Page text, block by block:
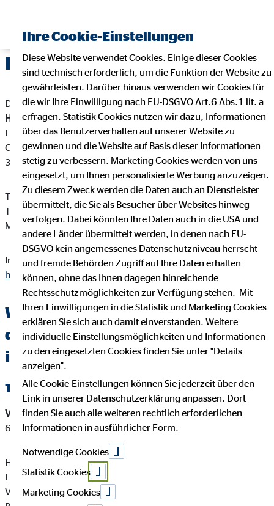
Impressum
Dieser Internetauftritt ist ein Angebot von:
Hans-Jörg Rummler
Landesdirektor für die OVB Vermögensberatung AG
Campestr. 7
38102 Braunschweig
Telefon: +49 531 38805-0
Telefax: +49 531 3880515
Mail:rummler@ovb.de
Internet:https://www.ovb.de/finanzberater/braunschweig-
hans-joerg-rummler.html
Wichtige Kundeninformationen über
den OVB Berater Hans-Jörg Rummler
in Braunschweig
Tätigkeitsart
Versicherungsvermittler-Registernummer:D-QFE8-PLVCQ-
67
Hans-Jörg Rummler ist ein Versicherungsvertreter mit
Erlaubnispflicht nach § 34 d Abs. 1 GewO, eingetragen in das
Vermittlerregister gemäß § 34d Abs. 10 GewO,
Ihre Cookie-Einstellungen
Diese Website verwendet Cookies. Einige dieser Cookies
sind technisch erforderlich, um die Funktion der Website zu
gewährleisten. Darüber hinaus verwenden wir Cookies für
die wir Ihre Einwilligung nach EU-DSGVO Art.6 Abs.1 lit. a
erfragen. Statistik Cookies nutzen wir dazu, Informationen
über das Benutzerverhalten auf unserer Website zu
gewinnen und die Website auf Basis dieser Informationen
stetig zu verbessern. Marketing Cookies werden von uns
eingesetzt, um Ihnen personalisierte Werbung anzuzeigen.
Zu diesem Zweck werden die Daten auch an Dienstleister
übermittelt, die Sie als Besucher über Websites hinweg
verfolgen. Dabei könnten Ihre Daten auch in die USA und
andere Länder übermittelt werden, in denen nach EU-
DSGVO kein angemessenes Datenschutzniveau herrscht
und fremde Behörden Zugriff auf Ihre Daten erhalten
können, ohne das Ihnen dagegen hinreichende
Rechtsschutzmöglichkeiten zur Verfügung stehen. Mit
Ihren Einwilligungen in die Statistik und Marketing Cookies
erklären Sie sich auch damit einverstanden. Weitere
individuelle Einstellungsmöglichkeiten und Informationen
zu den eingesetzten Cookies finden Sie unter "Details
anzeigen".
Alle Cookie-Einstellungen können Sie jederzeit über den
Link in unserer Datenschutzerklärung anpassen. Dort
finden Sie auch alle weiteren rechtlich erforderlichen
Informationen in ausführlicher Form.
Notwendige Cookies
Statistik Cookies
Marketing Cookies